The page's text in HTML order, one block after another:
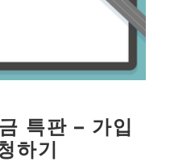
특판 – 가입
하기